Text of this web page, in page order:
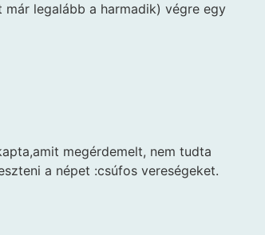
már legalább a harmadik) végre egy
megérdemelt, nem tudta
a népet :csúfos vereségeket.